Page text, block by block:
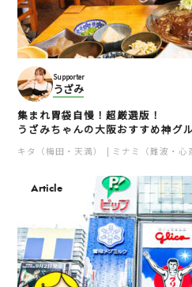
Supporter
うざみ
集まれ胃袋自慢！超厳選版！
うざみちゃんの大阪おすすめ神グ
キタ（梅田・天満） ミナミ（難波・心
Article